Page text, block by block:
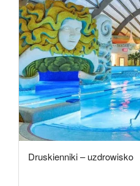
Druskienniki – uzdrowisko